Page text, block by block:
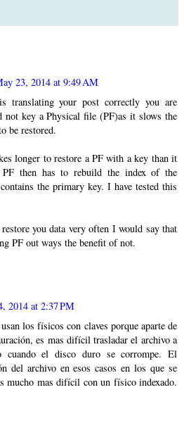
23, 2014 at 9:49 AM
translating your post correctly you are
not key a Physical file (PF)as it slows the
be restored.
longer to restore a PF with a key than it
PF then has to rebuild the index of the
the primary key. I have tested this
you data very often I would say that
PF out ways the benefit of not.
2014 at 2:37 PM
los físicos con claves porque aparte de
es mas difícil trasladar el archivo a
cuando el disco duro se corrompe. El
del archivo en esos casos en los que se
mucho mas difícil con un físico indexado.